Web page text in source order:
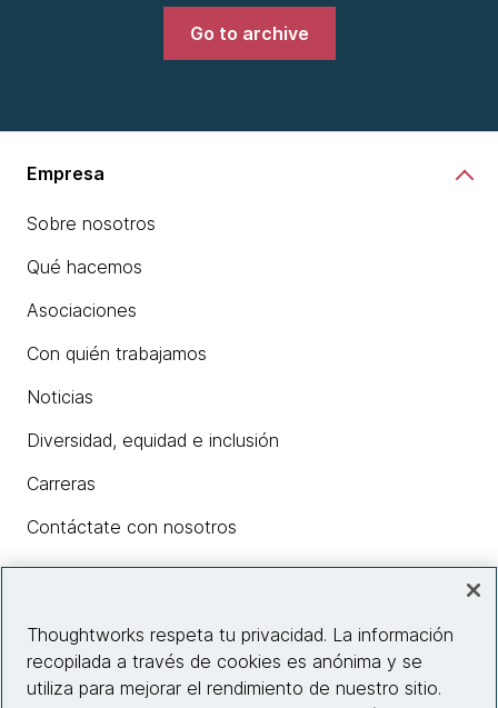
Go to archive
Empresa
Sobre nosotros
Qué hacemos
Asociaciones
Con quién trabajamos
Noticias
Diversidad, equidad e inclusión
Carreras
Contáctate con nosotros
Información del sitio web
Thoughtworks respeta tu privacidad. La información
recopilada a través de cookies es anónima y se
utiliza para mejorar el rendimiento de nuestro sitio.